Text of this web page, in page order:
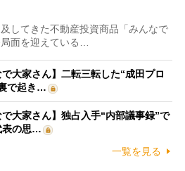
してきた不動産投資商品「みんなで
面を迎えている…
で大家さん】二転三転した“成田プロ
で起き…
で大家さん】独占入手“内部議事録”で
表の思…
一覧を見る